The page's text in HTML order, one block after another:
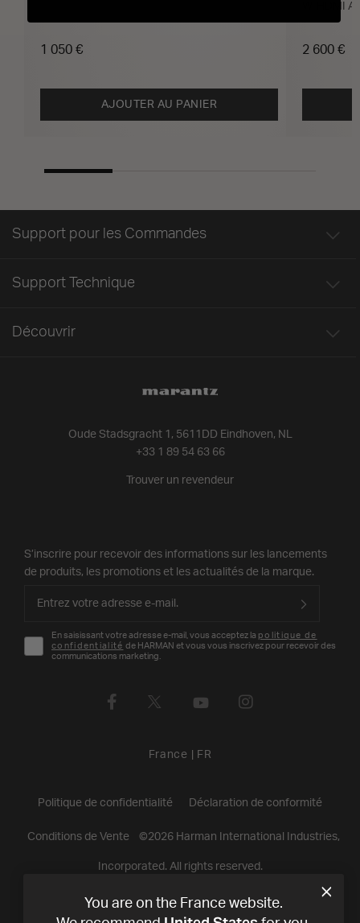
1 050 €
AJOUTER AU PANIER
W, HDMI
2 600 €
Oude Stadsgracht 1, 5611DD Eindhoven, NL
+33 1 89 54 63 66
Trouver un revendeur
Support pour les Commandes
Support Technique
Découvrir
S’inscrire pour recevoir des informations sur les lancements
de produits, les promotions et les actualités de la marque.
En saisissant votre adresse e-mail, vous acceptez la politique de
confidentialité de HARMAN et vous vous inscrivez pour recevoir des
communications marketing.
France FR
Politique de confidentialité Déclaration de conformité
Conditions de Vente ©2026Harman International Industries,
Incorporated. All rights reserved.
You are on the France website.